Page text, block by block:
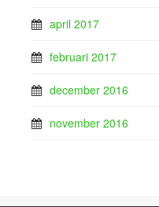
april 2017
februari 2017
december 2016
november 2016